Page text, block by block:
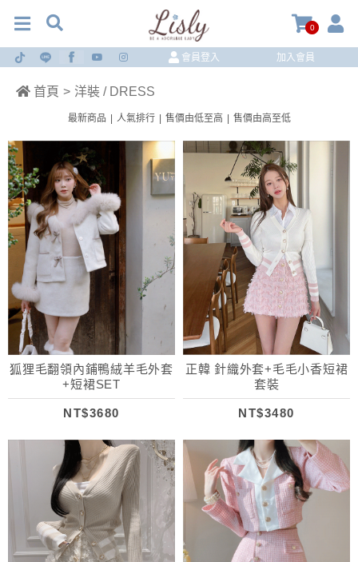
0
會員登入 加入會員
首頁 > 洋裝 / DRESS
最新商品 人氣排行 售價由低至高 售價由高至低
狐狸毛翻領內鋪鴨絨羊毛外套
+短裙SET
NT$3680
正韓 針織外套+毛毛小香短裙
套裝
NT$3480